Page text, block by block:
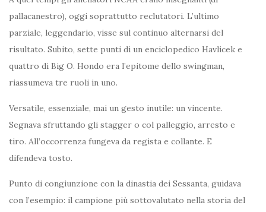
pallacanestro), oggi soprattutto reclutatori. L’ultimo
parziale, leggendario, visse sul continuo alternarsi del
risultato. Subito, sette punti di un enciclopedico Havlicek e
quattro di Big O. Hondo era l’epitome dello swingman,
riassumeva tre ruoli in uno.
Versatile, essenziale, mai un gesto inutile: un vincente.
Segnava sfruttando gli stagger o col palleggio, arresto e
tiro. All’occorrenza fungeva da regista e collante. E
difendeva tosto.
Punto di congiunzione con la dinastia dei Sessanta, guidava
con l’esempio: il campione più sottovalutato nella storia del